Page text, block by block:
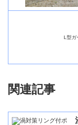
L型ガ
関連記事